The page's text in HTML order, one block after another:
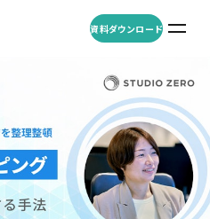
資料ダウンロード
お問い合わせ